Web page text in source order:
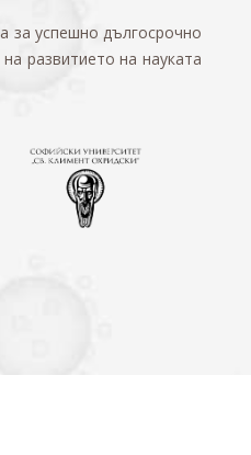
за успешно дългосрочно
развитието на науката